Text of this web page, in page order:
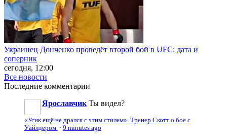
Украинец Донченко проведёт второй бой в UFC: дата и
соперник
сегодня, 12:00
Все новости
Последние комментарии
Ярославчик Ты видел?
«Усик ещё не дрался с этим стилем». Тренер Скотт о бое с
Уайлдером · 9 minutes ago